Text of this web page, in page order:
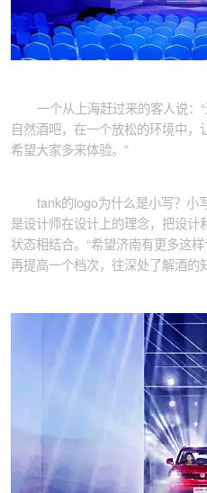
一个从上海赶过来的客人说：
自然酒吧，在一个放松的环境中，
希望大家多来体验。”
tank的logo为什么是小写？小
是设计师在设计上的理念，把设
状态相结合。“希望济南有更多这
再提高一个档次，往深处了解酒的